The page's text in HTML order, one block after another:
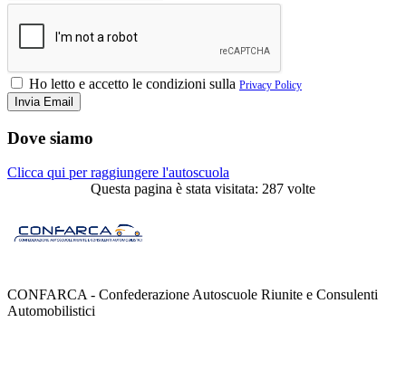
Ho letto e accetto le condizioni sulla Privacy Policy
Dove siamo
Clicca qui per raggiungere l'autoscuola
Questa pagina è stata visitata: 287 volte
CONFARCA - Confederazione Autoscuole Riunite e Consulenti
Automobilistici